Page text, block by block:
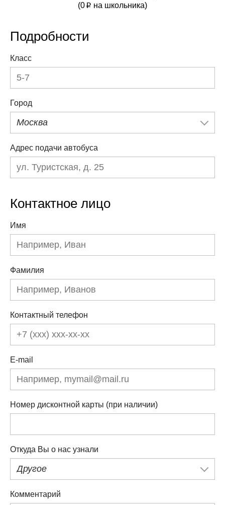
(0 p на школьника)
Подробности
Класс
Город
Москва
Адрес подачи автобуса
Контактное лицо
Имя
Фамилия
Контактный телефон
E-mail
Номер дисконтной карты (при наличии)
Откуда Вы о нас узнали
Другое
Комментарий